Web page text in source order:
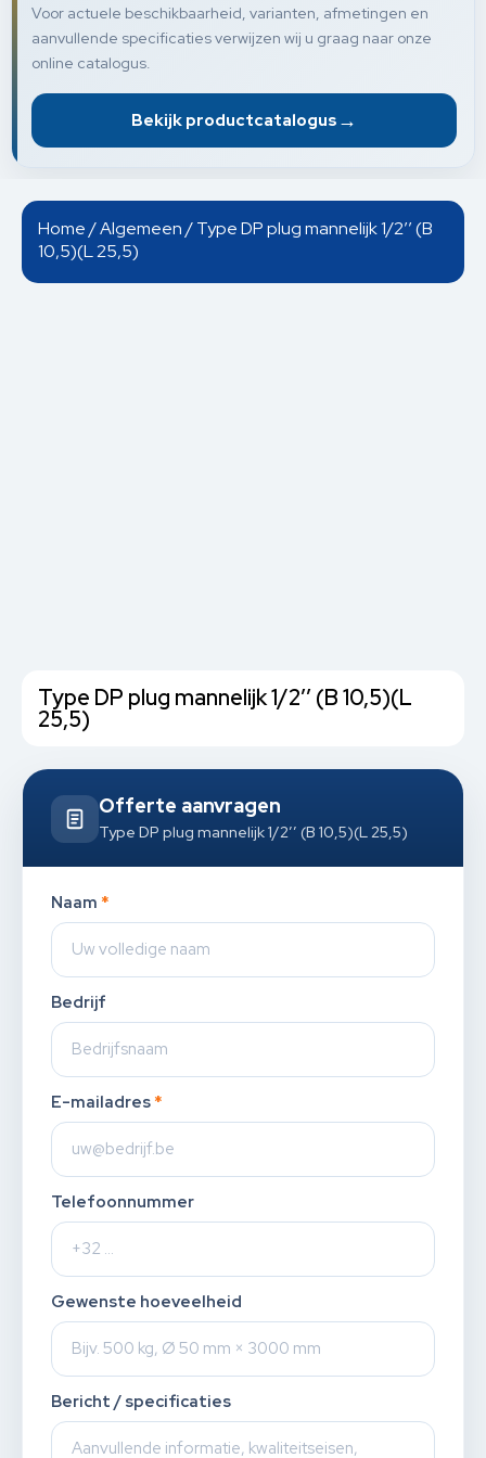
Voor actuele beschikbaarheid, varianten, afmetingen en
aanvullende specificaties verwijzen wij u graag naar onze
online catalogus.
Bekijk productcatalogus →
Home/Algemeen/ Type DP plug mannelijk 1/2’’ (B
10,5)(L 25,5)
Type DP plug mannelijk 1/2’’ (B 10,5)(L
25,5)
Offerte aanvragen
Type DP plug mannelijk 1/2’’ (B 10,5)(L 25,5)
Naam *
Bedrijf
E-mailadres *
Telefoonnummer
Gewenste hoeveelheid
Bericht / specificaties